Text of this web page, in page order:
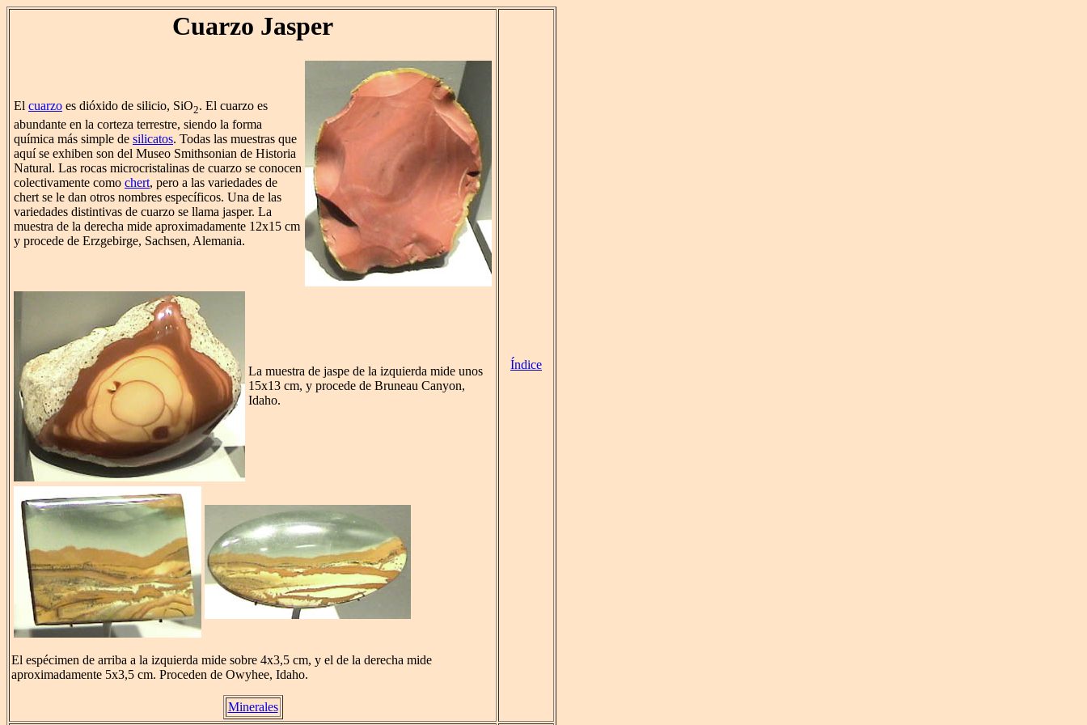
Cuarzo Jasper
El cuarzo es dióxido de silicio, SiO2. El cuarzo es
abundante en la corteza terrestre, siendo la forma
química más simple de silicatos. Todas las muestras que
aquí se exhiben son del Museo Smithsonian de Historia
Natural. Las rocas microcristalinas de cuarzo se conocen
colectivamente como chert, pero a las variedades de
chert se le dan otros nombres específicos. Una de las
variedades distintivas de cuarzo se llama jasper. La
muestra de la derecha mide aproximadamente 12x15 cm
y procede de Erzgebirge, Sachsen, Alemania.
La muestra de jaspe de la izquierda mide unos
15x13 cm, y procede de Bruneau Canyon,
Idaho.
El espécimen de arriba a la izquierda mide sobre 4x3,5 cm, y el de la derecha mide
aproximadamente 5x3,5 cm. Proceden de Owyhee, Idaho.
Minerales
Índice